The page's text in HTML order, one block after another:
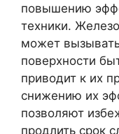
повышению
техники.
может
поверхности
приводит к их
снижению их
позволяют
продлить срок